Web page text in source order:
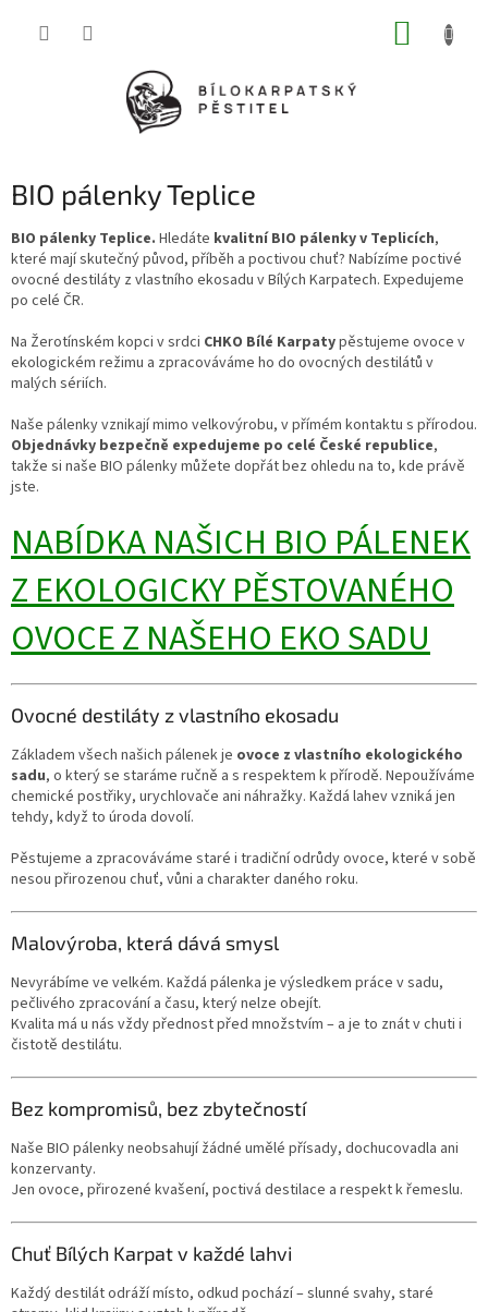
BIO pálenky Teplice
BIO pálenky Teplice. Hledáte kvalitní BIO pálenky v Teplicích,
které mají skutečný původ, příběh a poctivou chuť? Nabízíme poctivé
ovocné destiláty z vlastního ekosadu v Bílých Karpatech. Expedujeme
po celé ČR.
Na Žerotínském kopci v srdci CHKO Bílé Karpatypěstujeme ovoce v
ekologickém režimu a zpracováváme ho do ovocných destilátů v
malých sériích.
Naše pálenky vznikají mimo velkovýrobu, v přímém kontaktu s přírodou.
Objednávky bezpečně expedujeme po celé České republice,
takže si naše BIO pálenky můžete dopřát bez ohledu na to, kde právě
jste.
NABÍDKA NAŠICH BIO PÁLENEK
Z EKOLOGICKY PĚSTOVANÉHO
OVOCE Z NAŠEHO EKO SADU
Ovocné destiláty z vlastního ekosadu
Základem všech našich pálenek je ovoce z vlastního ekologického
sadu, o který se staráme ručně a s respektem k přírodě. Nepoužíváme
chemické postřiky, urychlovače ani náhražky. Každá lahev vzniká jen
tehdy, když to úroda dovolí.
Pěstujeme a zpracováváme staré i tradiční odrůdy ovoce, které v sobě
nesou přirozenou chuť, vůni a charakter daného roku.
Malovýroba, která dává smysl
Nevyrábíme ve velkém. Každá pálenka je výsledkem práce v sadu,
pečlivého zpracování a času, který nelze obejít.
Kvalita má u nás vždy přednost před množstvím – a je to znát v chuti i
čistotě destilátu.
Bez kompromisů, bez zbytečností
Naše BIO pálenky neobsahují žádné umělé přísady, dochucovadla ani
konzervanty.
Jen ovoce, přirozené kvašení, poctivá destilace a respekt k řemeslu.
Chuť Bílých Karpat v každé lahvi
Každý destilát odráží místo, odkud pochází – slunné svahy, staré